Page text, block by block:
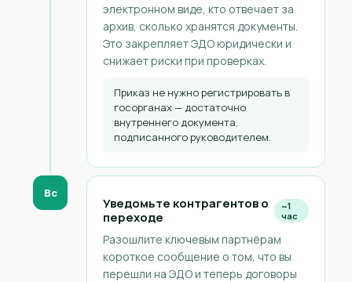
электронном виде, кто отвечает за
архив, сколько хранятся документы.
Это закрепляет ЭДО юридически и
снижает риски при проверках.
Приказ не нужно регистрировать в
госорганах — достаточно
внутреннего документа,
подписанного руководителем.
Вс
Уведомьте контрагентов о
переходе
~1
час
Разошлите ключевым партнёрам
короткое сообщение о том, что вы
перешли на ЭДО и теперь договоры